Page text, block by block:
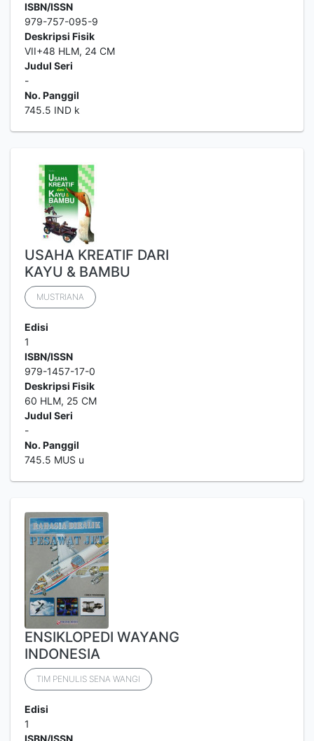
ISBN/ISSN
979-757-095-9
Deskripsi Fisik
VII+48 HLM, 24 CM
Judul Seri
-
No. Panggil
745.5 IND k
USAHA KREATIF DARI
KAYU & BAMBU
MUSTRIANA
Edisi
1
ISBN/ISSN
979-1457-17-0
Deskripsi Fisik
60 HLM, 25 CM
Judul Seri
-
No. Panggil
745.5 MUS u
ENSIKLOPEDI WAYANG
INDONESIA
TIM PENULIS SENA WANGI
Edisi
1
ISBN/ISSN